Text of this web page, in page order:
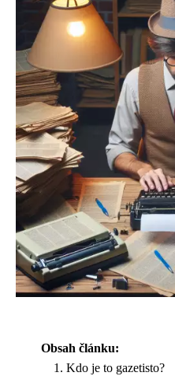
Obsah článku:
Kdo je to gazetisto?